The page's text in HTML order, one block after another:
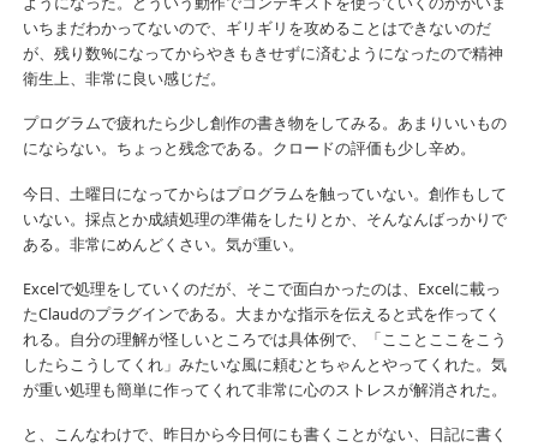
いちまだわかってないので、ギリギリを攻めることはできないのだ
が、残り数%になってからやきもきせずに済むようになったので精神
衛生上、非常に良い感じだ。
プログラムで疲れたら少し創作の書き物をしてみる。あまりいいもの
にならない。ちょっと残念である。クロードの評価も少し辛め。
今日、土曜日になってからはプログラムを触っていない。創作もして
いない。採点とか成績処理の準備をしたりとか、そんなんばっかりで
ある。非常にめんどくさい。気が重い。
Excelで処理をしていくのだが、そこで面白かったのは、Excelに載っ
たClaudのプラグインである。大まかな指示を伝えると式を作ってく
れる。自分の理解が怪しいところでは具体例で、「こことここをこう
したらこうしてくれ」みたいな風に頼むとちゃんとやってくれた。気
が重い処理も簡単に作ってくれて非常に心のストレスが解消された。
と、こんなわけで、昨日から今日何にも書くことがない、日記に書く